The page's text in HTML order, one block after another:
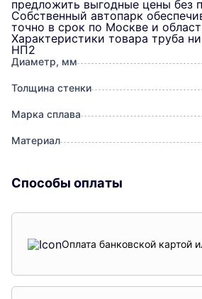
предложить выгодные цены без
Собственный автопарк
точно в срок по Москве и
Характеристики товара труба
НП2
Диаметр, мм
Толщина стенки
Марка сплава
Материал
Способы оплаты
Оплата банковской картой